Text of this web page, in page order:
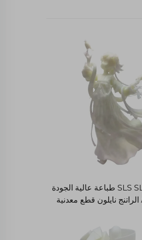
SLS SLA SLM 3D طباعة عالية الجودة
ABS TPU الراتنج نايلون قطع معدنية